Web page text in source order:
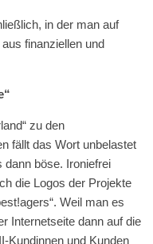
in der man auf
finanziellen und
zu den
fällt das Wort unbelastet
dann böse. Ironiefrei
die Logos der Projekte
Weil man es
Internetseite dann auf die
Kundinnen und Kunden